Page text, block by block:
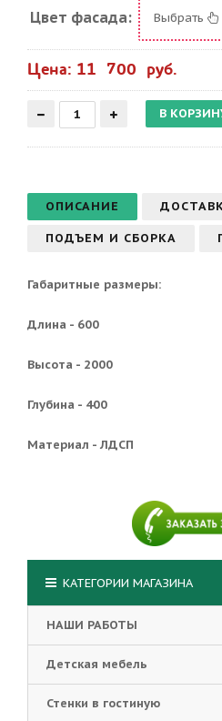
Цвет фасада: Выбрать
Цена: 11 700 руб.
ОПИСАНИЕ
ПОДЪЕМ И СБОРКА
Габаритные размеры:
Длина - 600
Высота - 2000
Глубина - 400
Материал - ЛДСП
КАТЕГОРИИ МАГАЗИНА
НАШИ РАБОТЫ
Детская мебель
Стенки в гостиную